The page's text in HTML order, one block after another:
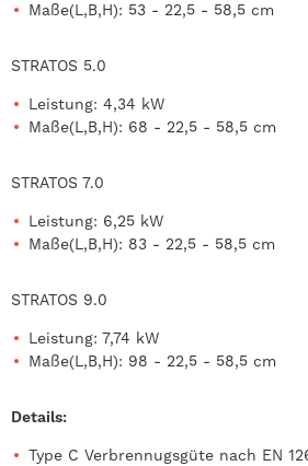
Maße(L,B,H): 53 - 22,5 - 58,5 cm
STRATOS 5.0
Leistung: 4,34 kW
Maße(L,B,H): 68 - 22,5 - 58,5 cm
STRATOS 7.0
Leistung: 6,25 kW
Maße(L,B,H): 83 - 22,5 - 58,5 cm
STRATOS 9.0
Leistung: 7,74 kW
Maße(L,B,H): 98 - 22,5 - 58,5 cm
Details:
Type C Verbrennugsgüte nach EN